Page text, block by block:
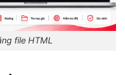
file HTML